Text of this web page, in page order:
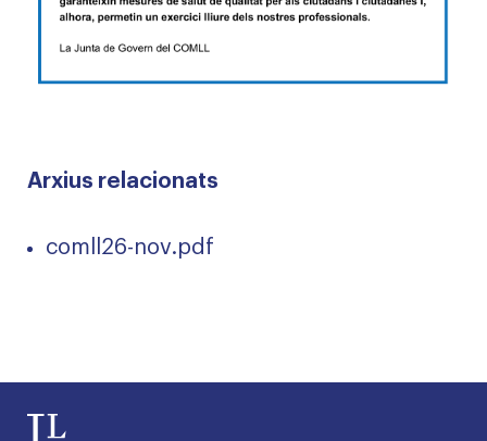
Arxius relacionats
comll26-nov.pdf